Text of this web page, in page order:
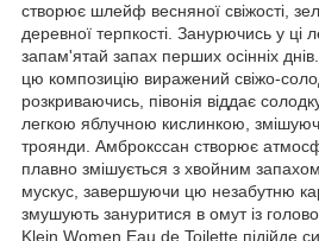
створює шлейф весняної свіжості,
деревної терпкості. Занурючись у ці
запам'ятай запах перших осінніх
цю композицію виражений свіжо-
розкриваючись, півонія віддає
легкою яблучною кислинкою,
троянди. Амброкссан створює
плавно змішується з хвойним
мускус, завершуючи цю незабутню
змушують зануритися в омут із
Klein Women Eau de Toilette підійде